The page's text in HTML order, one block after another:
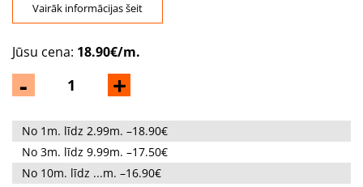
Vairāk informācijas šeit
- +
Jūsu cena: 18.90€/m.
No 1m. līdz 2.99m. –18.90€
No 3m. līdz 9.99m. –17.50€
No 10m. līdz ...m. –16.90€